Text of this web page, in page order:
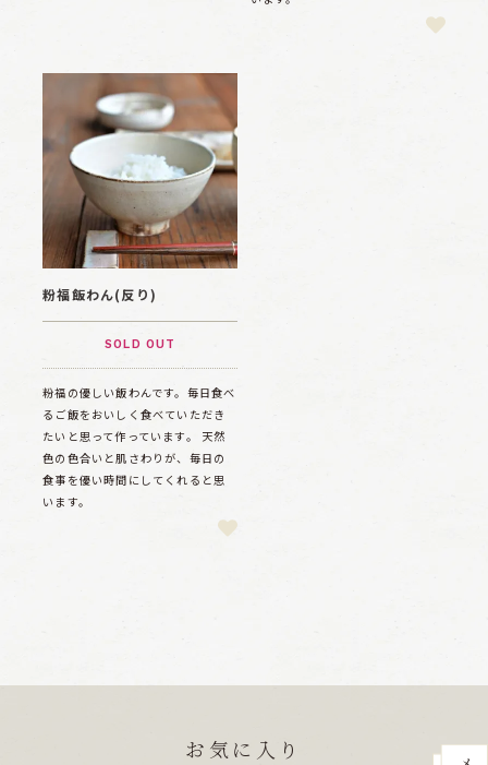
粉福飯わん(反り)
SOLD OUT
粉福の優しい飯わんです。毎日食べ
るご飯をおいしく食べていただき
たいと思って作っています。 天然
色の色合いと肌さわりが、毎日の
食事を優い時間にしてくれると思
います。
お気に入り